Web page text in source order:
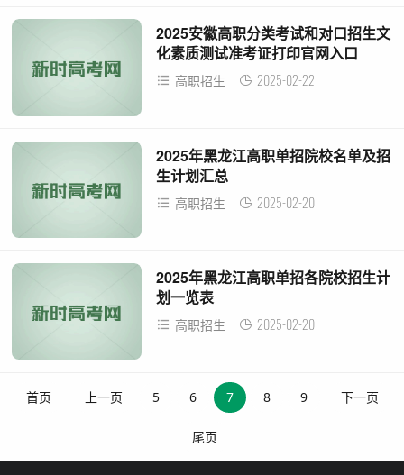
2025安徽高职分类考试和对口招生文
化素质测试准考证打印官网入口
高职招生 2025-02-22
2025年黑龙江高职单招院校名单及招
生计划汇总
高职招生 2025-02-20
2025年黑龙江高职单招各院校招生计
划一览表
高职招生 2025-02-20
首页 上一页 5 6 7 8 9 下一页
尾页